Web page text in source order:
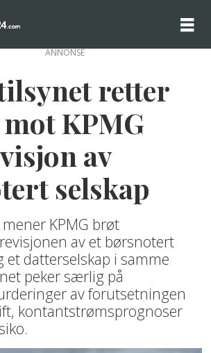
ANNONSE
retter
KPMG
av
selskap
KPMG brøt
av et børsnotert
et datterselskap i samme
peker særlig på
av forutsetningen
kontantstrømsprognoser